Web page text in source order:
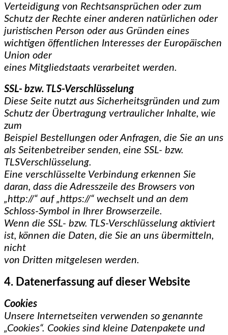
Verteidigung von Rechtsansprüchen oder zum
Schutz der Rechte einer anderen natürlichen oder
juristischen Person oder aus Gründen eines
wichtigen öffentlichen Interesses der Europäischen
Union oder
eines Mitgliedstaats verarbeitet werden.
SSL- bzw. TLS-Verschlüsselung
Diese Seite nutzt aus Sicherheitsgründen und zum
Schutz der Übertragung vertraulicher Inhalte, wie
zum
Beispiel Bestellungen oder Anfragen, die Sie an uns
als Seitenbetreiber senden, eine SSL- bzw.
TLSVerschlüsselung.
Eine verschlüsselte Verbindung erkennen Sie
daran, dass die Adresszeile des Browsers von
„http://“ auf „https://“ wechselt und an dem
Schloss-Symbol in Ihrer Browserzeile.
Wenn die SSL- bzw. TLS-Verschlüsselung aktiviert
ist, können die Daten, die Sie an uns übermitteln,
nicht
von Dritten mitgelesen werden.
4. Datenerfassung auf dieser Website
Cookies
Unsere Internetseiten verwenden so genannte
„Cookies“. Cookies sind kleine Datenpakete und